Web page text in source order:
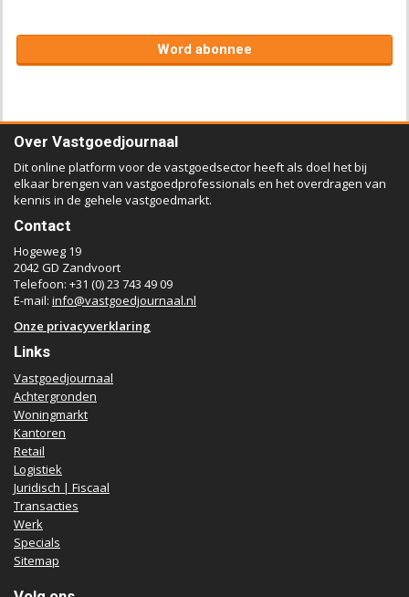
Word abonnee
Over Vastgoedjournaal
Dit online platform voor de vastgoedsector heeft als doel het bij
elkaar brengen van vastgoedprofessionals en het overdragen van
kennis in de gehele vastgoedmarkt.
Contact
Hogeweg 19
2042 GD Zandvoort
Telefoon: +31 (0) 23 743 49 09
E-mail: info@vastgoedjournaal.nl
Onze privacyverklaring
Links
Vastgoedjournaal
Achtergronden
Woningmarkt
Kantoren
Retail
Logistiek
Juridisch | Fiscaal
Transacties
Werk
Specials
Sitemap